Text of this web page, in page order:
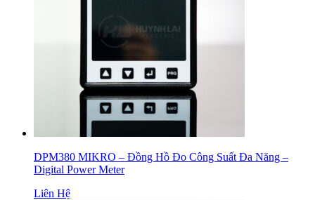
DPM380 MIKRO – Đồng Hồ Đo Công Suất Đa Năng –
Digital Power Meter
Liên Hệ